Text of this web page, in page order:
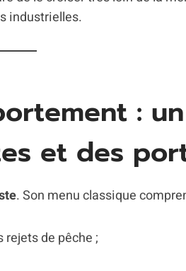
industrielles.
: un
et des
. Son menu classique
de pêche ;